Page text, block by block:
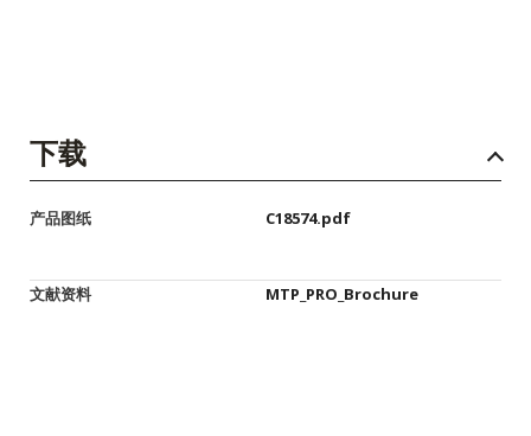
下载
产品图纸 C18574.pdf
文献资料 MTP_PRO_Brochure